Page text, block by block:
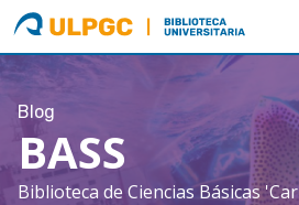
ULPGC
Biblioteca
ULPGC
Blog
BASS
Biblioteca de Ciencias Básicas